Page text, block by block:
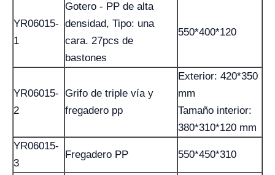
YR06015-
1
Gotero - PP de alta
densidad, Tipo: una
cara. 27pcs de
bastones
550*400*120
YR06015-
2
Grifo de triple vía y
fregadero pp
Exterior: 420*350
mm
Tamaño interior:
380*310*120 mm
YR06015-
3
Fregadero PP 550*450*310